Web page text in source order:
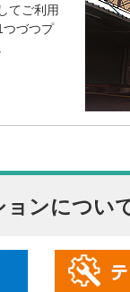
てご利用
つづつプ
ョンについ